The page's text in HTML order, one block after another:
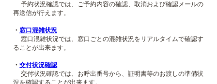
予約状況確認では、ご予約内容の確認、取消および確認メールの
再送信が行えます。
・ 窓口混雑状況
窓口混雑状況では、窓口ごとの混雑状況をリアルタイムで確認す
ることが出来ます。
・ 交付状況確認
交付状況確認では、お呼出番号から、証明書等のお渡しの準備状
況を確認することが出来ます。